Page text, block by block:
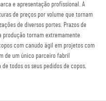
e apresentação profissional. A
de preços por volume que tornam
de diversos portes. Prazos de
produção tornam extremamente
com canudo ágil em projetos com
de um único parceiro fabril
todos os seus pedidos de copos.